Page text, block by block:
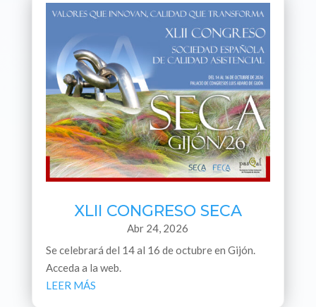
XLII CONGRESO SECA
Abr 24, 2026
Se celebrará del 14 al 16 de octubre en Gijón.
Acceda a la web.
LEER MÁS